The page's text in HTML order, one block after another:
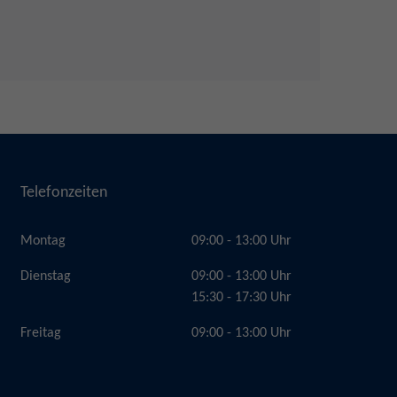
Telefonzeiten
Montag
Dienstag
Freitag
09:00 - 13:00 Uhr
09:00 - 13:00 Uhr
15:30 - 17:30 Uhr
09:00 - 13:00 Uhr